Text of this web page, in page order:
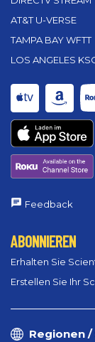
AT&T U-VERSE
TAMPA BAY WFTT
LOS ANGELES
Feedback
ABONNIEREN
Erhalten Sie
Erstellen Sie Ihr
Regionen /